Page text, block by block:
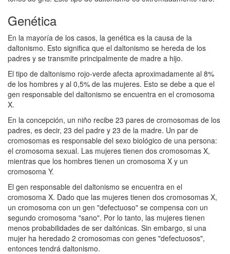
Genética
En la mayoría de los casos, la genética es la causa de la
daltonismo. Esto significa que el daltonismo se hereda de los
padres y se transmite principalmente de madre a hijo.
El tipo de daltonismo rojo-verde afecta aproximadamente al 8%
de los hombres y al 0,5% de las mujeres. Esto se debe a que el
gen responsable del daltonismo se encuentra en el cromosoma
X.
En la concepción, un niño recibe 23 pares de cromosomas de los
padres, es decir, 23 del padre y 23 de la madre. Un par de
cromosomas es responsable del sexo biológico de una persona:
el cromosoma sexual. Las mujeres tienen dos cromosomas X,
mientras que los hombres tienen un cromosoma X y un
cromosoma Y.
El gen responsable del daltonismo se encuentra en el
cromosoma X. Dado que las mujeres tienen dos cromosomas X,
un cromosoma con un gen "defectuoso" se compensa con un
segundo cromosoma "sano". Por lo tanto, las mujeres tienen
menos probabilidades de ser daltónicas. Sin embargo, si una
mujer ha heredado 2 cromosomas con genes "defectuosos",
entonces tendrá daltonismo.